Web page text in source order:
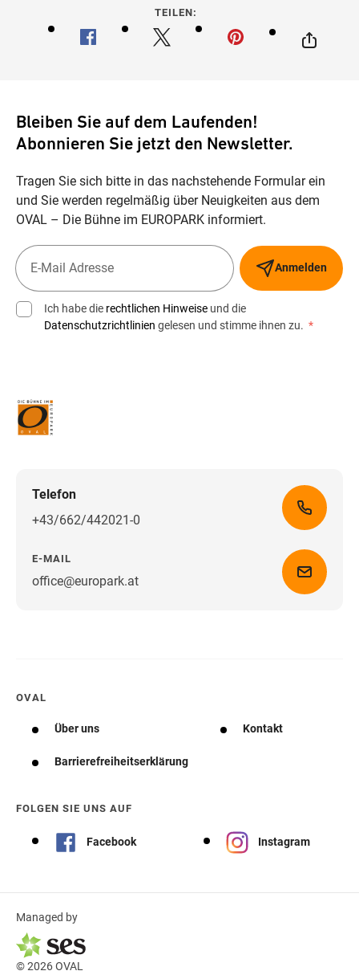
TEILEN:
Bleiben Sie auf dem Laufenden!
Abonnieren Sie jetzt den Newsletter.
Tragen Sie sich bitte in das nachstehende Formular ein
und Sie werden regelmäßig über Neuigkeiten aus dem
OVAL – Die Bühne im EUROPARK informiert.
Anmelden
Ich habe die rechtlichen Hinweise und die
Datenschutzrichtlinien gelesen und stimme ihnen zu. *
Telefon
+43/662/442021-0
E-MAIL
office@europark.atWegbeschreibung erhalten
OVAL
Über uns Kontakt
Barrierefreiheitserklärung
FOLGEN SIE UNS AUF
Facebook Instagram
Managed by
© 2026 OVAL